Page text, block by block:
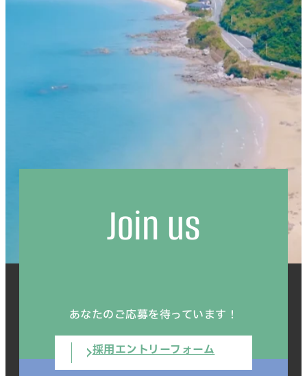
Join us
あなたのご応募を待っています！
採用エントリーフォーム